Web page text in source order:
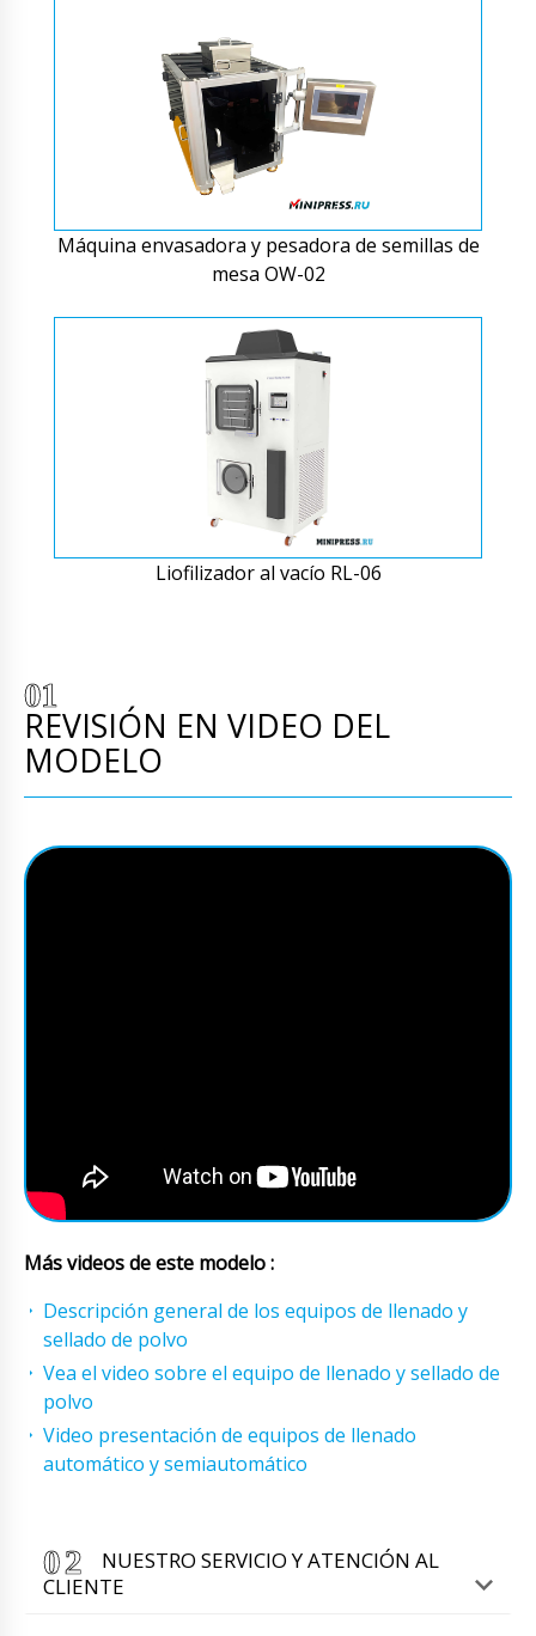
Máquina envasadora y pesadora de semillas de
mesa OW-02
Liofilizador al vacío RL-06
REVISIÓN EN VIDEO DEL
MODELO
Más videos de este modelo :
Descripción general de los equipos de llenado y
sellado de polvo
Vea el video sobre el equipo de llenado y sellado de
polvo
Video presentación de equipos de llenado
automático y semiautomático
NUESTRO SERVICIO Y ATENCIÓN AL
CLIENTE